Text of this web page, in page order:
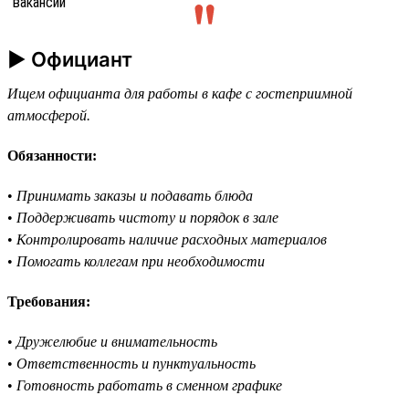
► Официант
Ищем официанта для работы в кафе с гостеприимной
атмосферой.
Обязанности:
• Принимать заказы и подавать блюда
• Поддерживать чистоту и порядок в зале
• Контролировать наличие расходных материалов
• Помогать коллегам при необходимости
Требования:
• Дружелюбие и внимательность
• Ответственность и пунктуальность
• Готовность работать в сменном графике